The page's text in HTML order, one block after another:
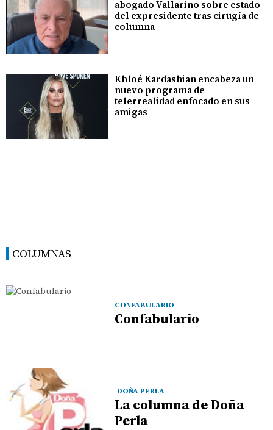
abogado Vallarino sobre estado
del expresidente tras cirugía de
columna
Khloé Kardashian encabeza un
nuevo programa de
telerrealidad enfocado en sus
amigas
COLUMNAS
CONFABULARIO
Confabulario
DOÑA PERLA
La columna de Doña
Perla